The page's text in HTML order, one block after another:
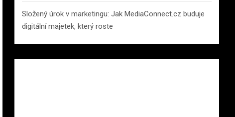
Složený úrok v marketingu: Jak MediaConnect.cz buduje
digitální majetek, který roste